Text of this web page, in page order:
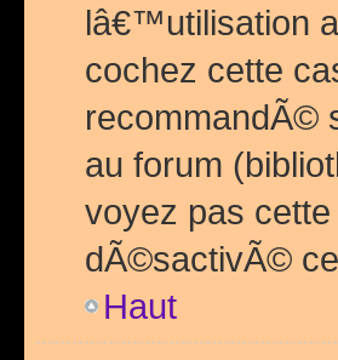
lâ€™utilisation
cochez cette
recommandÃ©
au forum
voyez pas
dÃ©sactivÃ©
Haut